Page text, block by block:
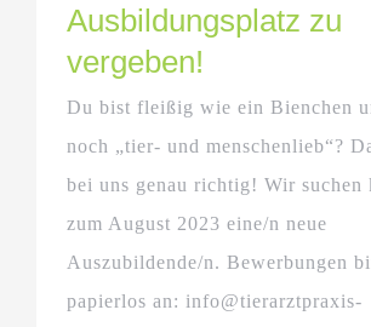
Ausbildungsplatz zu
vergeben!
Du bist fleißig wie ein Bienchen
noch „tier- und menschenlieb“?
bei uns genau richtig! Wir suchen
zum August 2023 eine/n neue
Auszubildende/n. Bewerbungen
papierlos an: info@tierarztpraxis-